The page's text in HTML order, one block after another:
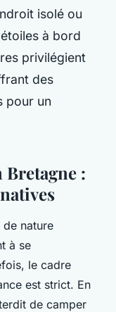
isolé ou
à bord
privilégient
des
pour un
Bretagne :
de nature
à se
le cadre
est strict. En
de camper